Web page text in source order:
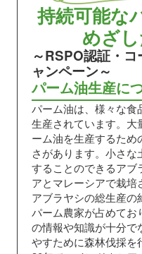
持続可能な
めざ
～RSPO認証・
ャンペーン～
パーム油生産に
パーム油は、様々な食
生産されています。大
ーム油を生産するため
さがあります。小さ
することのできるアブ
アとマレーシアで栽培
アブラヤシの総生産の
パーム農家が占めてお
の情報や知識が十分で
やすために森林伐採を